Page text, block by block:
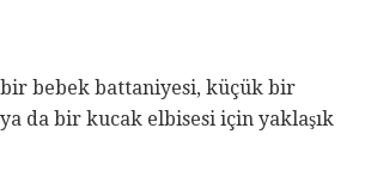
bir bebek battaniyesi, küçük bir
da bir kucak elbisesi için yaklaşık